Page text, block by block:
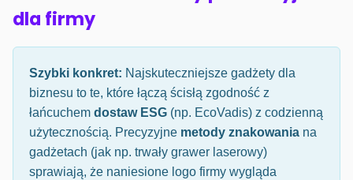
dla firmy
Szybki konkret: Najskuteczniejsze gadżety dla
biznesu to te, które łączą ścisłą zgodność z
łańcuchem dostaw ESG (np. EcoVadis) z codzienną
użytecznością. Precyzyjne metody znakowania na
gadżetach (jak np. trwały grawer laserowy)
sprawiają, że naniesione logo firmy wygląda